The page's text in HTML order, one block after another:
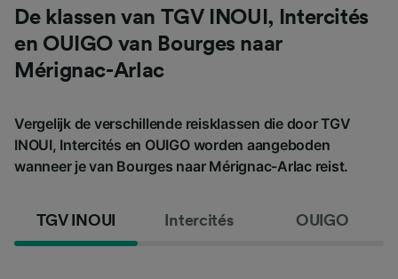
De klassen van TGV INOUI, Intercités
en OUIGO van Bourges naar
Mérignac-Arlac
Vergelijk de verschillende reisklassen die door TGV
INOUI, Intercités en OUIGO worden aangeboden
wanneer je van Bourges naar Mérignac-Arlac reist.
TGV INOUI Intercités OUIGO